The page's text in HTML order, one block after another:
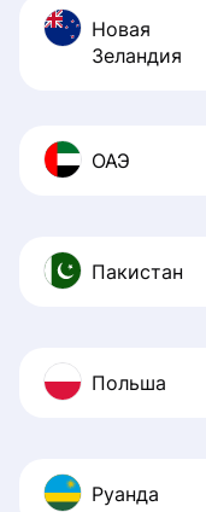
Новая
Зеландия
ОАЭ
Пакистан
Польша
Руанда